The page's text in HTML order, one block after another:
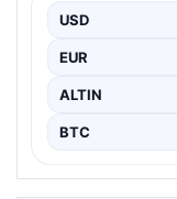
USD
EUR
ALTIN
BTC